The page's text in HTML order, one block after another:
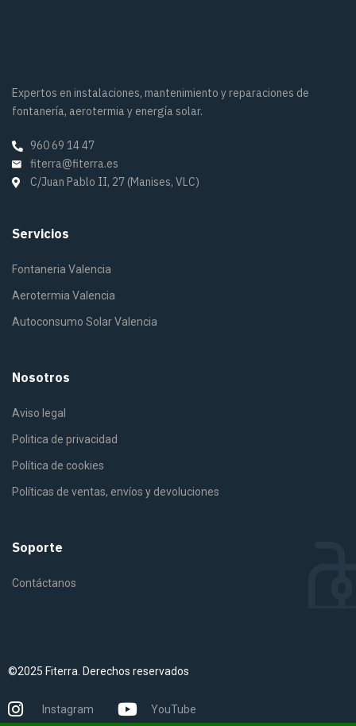
Expertos en instalaciones, mantenimiento y reparaciones de
fontanería, aerotermia y energía solar.
960 69 14 47
fiterra@fiterra.es
C/Juan Pablo II, 27 (Manises, VLC)
Servicios
Fontaneria Valencia
Aerotermia Valencia
Autoconsumo Solar Valencia
Nosotros
Aviso legal
Politica de privacidad
Política de cookies
Políticas de ventas, envíos y devoluciones
Soporte
Contáctanos
©2025 Fiterra. Derechos reservados
Instagram YouTube